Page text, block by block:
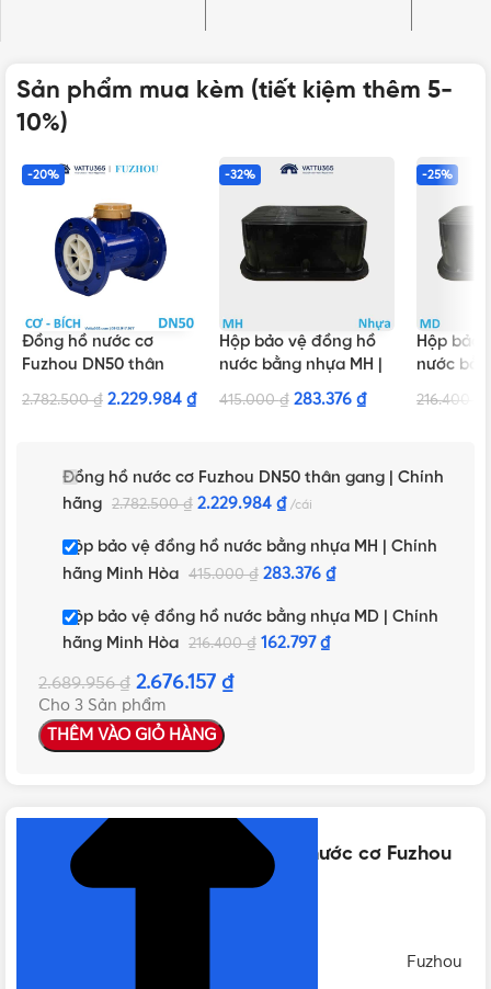
Sản phẩm mua kèm (tiết kiệm thêm 5-
10%)
-20%
Đồng hồ nước cơ
Fuzhou DN50 thân
gang | Chính hãng
2.782.500₫ 2.229.984 ₫
-32%
Hộp bảo vệ đồng hồ
nước bằng nhựa MH |
Chính hãng Minh Hòa
415.000₫ 283.376 ₫
-25%
Hộp bảo
nước
216.400
Đồng hồ nước cơ Fuzhou DN50 thân gang | Chính
hãng
2.782.500₫ 2.229.984 ₫ cái
Hộp bảo vệ đồng hồ nước bằng nhựa MH | Chính
hãng Minh Hòa
415.000₫ 283.376 ₫
Hộp bảo vệ đồng hồ nước bằng nhựa MD | Chính
hãng Minh Hòa
216.400₫ 162.797 ₫
2.689.956₫ 2.676.157 ₫
Cho 3 Sản phẩm
THÊM VÀO GIỎ HÀNG
Thông số kỹ thuật của Đồng hồ nước cơ Fuzhou
DN50 thân gang | Chính hãng
Fuzhou
NHẤN ĐỂ XEM TIẾP (THU GỌN)